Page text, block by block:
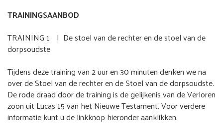
TRAININGSAANBOD
TRAINING 1. | De stoel van de rechter en de stoel van de
dorpsoudste
Tijdens deze training van 2 uur en 30 minuten denken we na
over de Stoel van de rechter en de Stoel van de dorpsoudste.
De rode draad door de training is de gelijkenis van de Verloren
zoon uit Lucas 15 van het Nieuwe Testament. Voor verdere
informatie kunt u de linkknop hieronder aanklikken.